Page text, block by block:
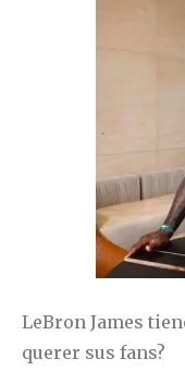
LeBron James
querer sus fans?